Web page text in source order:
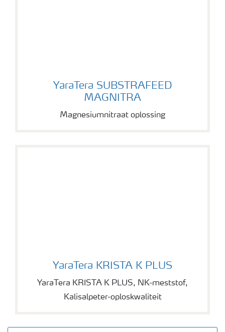
YaraTera SUBSTRAFEED
MAGNITRA
Magnesiumnitraat oplossing
YaraTera KRISTA K PLUS
YaraTera KRISTA K PLUS, NK-meststof,
Kalisalpeter-oploskwaliteit